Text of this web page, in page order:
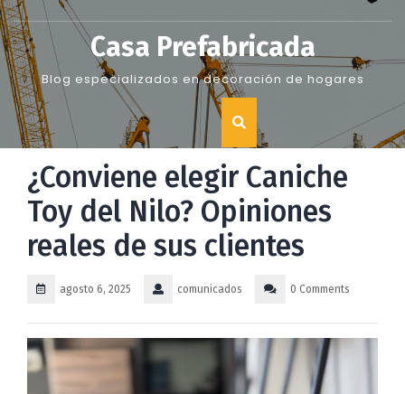
Skip
to
content
Casa Prefabricada
Blog especializados en decoración de hogares
¿Conviene elegir Caniche
Toy del Nilo? Opiniones
reales de sus clientes
agosto 6, 2025 comunicados 0 Comments